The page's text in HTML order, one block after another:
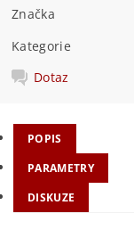
Značka
Kategorie
Dotaz
POPIS
PARAMETRY
DISKUZE